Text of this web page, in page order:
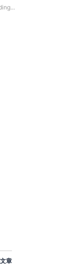
章